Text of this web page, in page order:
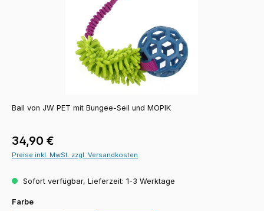
Ball von JW PET mit Bungee-Seil und MOPIK
Regulärer Preis:
34,90 €
Preise inkl. MwSt. zzgl. Versandkosten
Sofort verfügbar, Lieferzeit: 1-3 Werktage
Farbeauswählen